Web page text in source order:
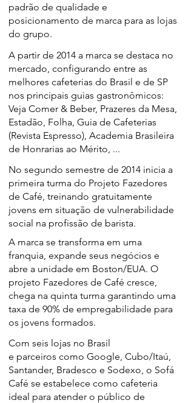
padrão de qualidade e
posicionamento de marca para as lojas
do grupo.
A partir de 2014 a marca se destaca no
mercado, configurando entre as
melhores cafeterias do Brasil e de SP
nos principais guias gastronômicos:
Veja Comer & Beber, Prazeres da Mesa,
Estadão, Folha, Guia de Cafeterias
(Revista Espresso), Academia Brasileira
de Honrarias ao Mérito, ...
No segundo semestre de 2014 inicia a
primeira turma do Projeto Fazedores
de Café, treinando gratuitamente
jovens em situação de vulnerabilidade
social na profissão de barista.
A marca se transforma em uma
franquia, expande seus negócios e
abre a unidade em Boston/EUA. O
projeto Fazedores de Café cresce,
chega na quinta turma garantindo uma
taxa de 90% de empregabilidade para
os jovens formados.
Com seis lojas no Brasil
e parceiros como Google, Cubo/Itaú,
Santander, Bradesco e Sodexo, o Sofá
Café se estabelece como cafeteria
ideal para atender o público de